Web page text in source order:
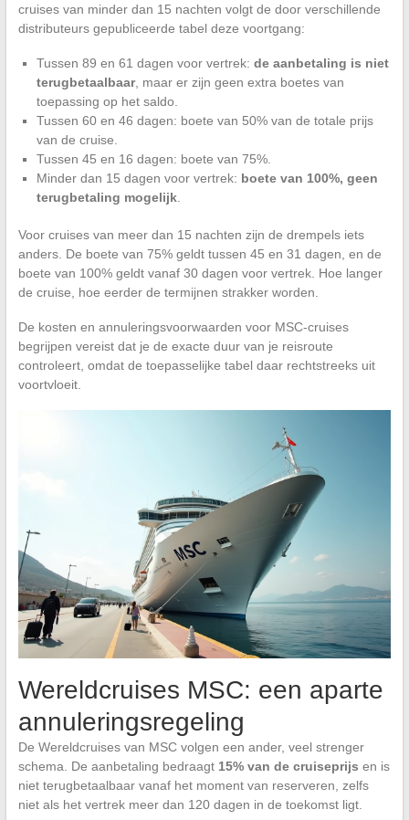
cruises van minder dan 15 nachten volgt de door verschillende
distributeurs gepubliceerde tabel deze voortgang:
Tussen 89 en 61 dagen voor vertrek: de aanbetaling is niet
terugbetaalbaar, maar er zijn geen extra boetes van
toepassing op het saldo.
Tussen 60 en 46 dagen: boete van 50% van de totale prijs
van de cruise.
Tussen 45 en 16 dagen: boete van 75%.
Minder dan 15 dagen voor vertrek: boete van 100%, geen
terugbetaling mogelijk.
Voor cruises van meer dan 15 nachten zijn de drempels iets
anders. De boete van 75% geldt tussen 45 en 31 dagen, en de
boete van 100% geldt vanaf 30 dagen voor vertrek. Hoe langer
de cruise, hoe eerder de termijnen strakker worden.
De kosten en annuleringsvoorwaarden voor MSC-cruises
begrijpen vereist dat je de exacte duur van je reisroute
controleert, omdat de toepasselijke tabel daar rechtstreeks uit
voortvloeit.
Wereldcruises MSC: een aparte
annuleringsregeling
De Wereldcruises van MSC volgen een ander, veel strenger
schema. De aanbetaling bedraagt 15% van de cruiseprijs en is
niet terugbetaalbaar vanaf het moment van reserveren, zelfs
niet als het vertrek meer dan 120 dagen in de toekomst ligt.